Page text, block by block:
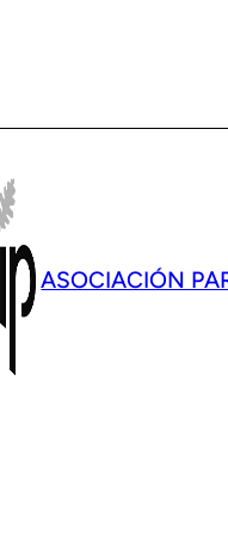
ASOCIACIÓN